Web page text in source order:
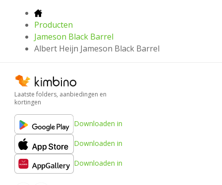
Producten
Jameson Black Barrel
Albert Heijn Jameson Black Barrel
Laatste folders, aanbiedingen en
kortingen
Downloaden in
Downloaden in
Downloaden in